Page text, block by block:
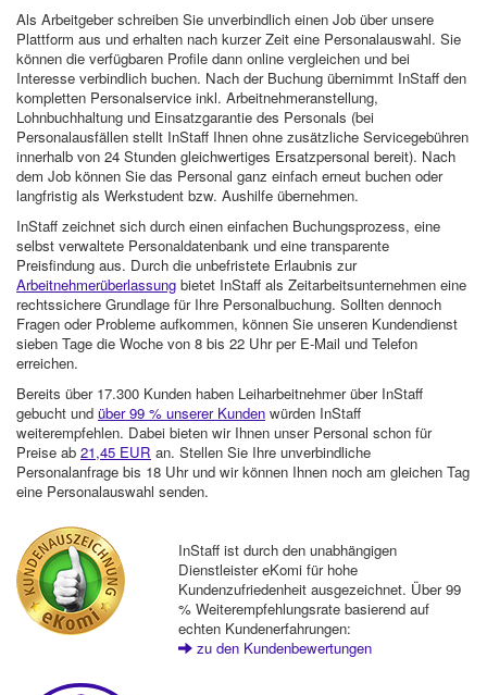
Als Arbeitgeber schreiben Sie unverbindlich einen Job über unsere
Plattform aus und erhalten nach kurzer Zeit eine Personalauswahl. Sie
können die verfügbaren Profile dann online vergleichen und bei
Interesse verbindlich buchen. Nach der Buchung übernimmt InStaff den
kompletten Personalservice inkl. Arbeitnehmeranstellung,
Lohnbuchhaltung und Einsatzgarantie des Personals (bei
Personalausfällen stellt InStaff Ihnen ohne zusätzliche Servicegebühren
innerhalb von 24 Stunden gleichwertiges Ersatzpersonal bereit). Nach
dem Job können Sie das Personal ganz einfach erneut buchen oder
langfristig als Werkstudent bzw. Aushilfe übernehmen.
InStaff zeichnet sich durch einen einfachen Buchungsprozess, eine
selbst verwaltete Personaldatenbank und eine transparente
Preisfindung aus. Durch die unbefristete Erlaubnis zur
Arbeitnehmerüberlassung bietet InStaff als Zeitarbeitsunternehmen eine
rechtssichere Grundlage für Ihre Personalbuchung. Sollten dennoch
Fragen oder Probleme aufkommen, können Sie unseren Kundendienst
sieben Tage die Woche von 8 bis 22 Uhr per E-Mail und Telefon
erreichen.
Bereits über 17.300 Kunden haben Leiharbeitnehmer über InStaff
gebucht und über 99 % unserer Kunden würden InStaff
weiterempfehlen. Dabei bieten wir Ihnen unser Personal schon für
Preise ab 21,45 EUR an. Stellen Sie Ihre unverbindliche
Personalanfrage bis 18 Uhr und wir können Ihnen noch am gleichen Tag
eine Personalauswahl senden.
InStaff ist durch den unabhängigen
Dienstleister eKomi für hohe
Kundenzufriedenheit ausgezeichnet. Über 99
% Weiterempfehlungsrate basierend auf
echten Kundenerfahrungen:
zu den Kundenbewertungen